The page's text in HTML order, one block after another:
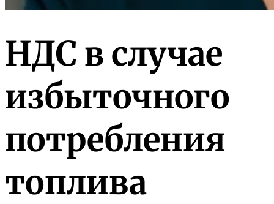
НДС в случае
избыточного
потребления
топлива